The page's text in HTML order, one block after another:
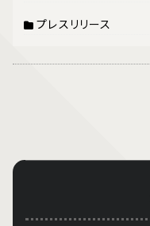
プレスリリース